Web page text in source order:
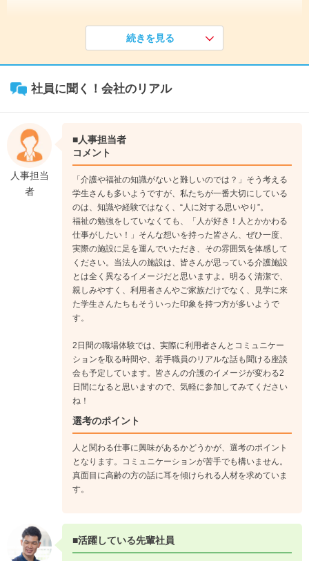
新入社員研修後、配属されたユニットで、介護の基礎を学んで
↓
り、リーダーの右腕として、ユニットの管理関係の仕事も経験
していきましょう。
《入社5年目》
ユニットリーダーを目指して、介護やユニット内のマネジメン
トだけでなく、入居者さんのご家族との対話もお任せしていき
ます。また、人材育成をはじめ「人」のマネジメントも携わっ
ていきましょう。
続きを見る
社員に聞く！会社のリアル
人事担当
者
■人事担当者
コメント
「介護や福祉の知識がないと難しいのでは？」そう考える
学生さんも多いようですが、私たちが一番大切にしている
のは、知識や経験ではなく、“人に対する思いやり”。
福祉の勉強をしていなくても、「人が好き！人とかかわる
仕事がしたい！」そんな想いを持った皆さん、ぜひ一度、
実際の施設に足を運んでいただき、その雰囲気を体感して
ください。当法人の施設は、皆さんが思っている介護施設
とは全く異なるイメージだと思いますよ。明るく清潔で、
親しみやすく、利用者さんやご家族だけでなく、見学に来
た学生さんたちもそういった印象を持つ方が多いようで
す。
2日間の職場体験では、実際に利用者さんとコミュニケー
ションを取る時間や、若手職員のリアルな話も聞ける座談
会も予定しています。皆さんの介護のイメージが変わる2
日間になると思いますので、気軽に参加してみてください
ね！
選考のポイント
人と関わる仕事に興味があるかどうかが、選考のポイント
となります。コミュニケーションが苦手でも構いません。
真面目に高齢の方の話に耳を傾けられる人材を求めていま
す。
■活躍している先輩社員